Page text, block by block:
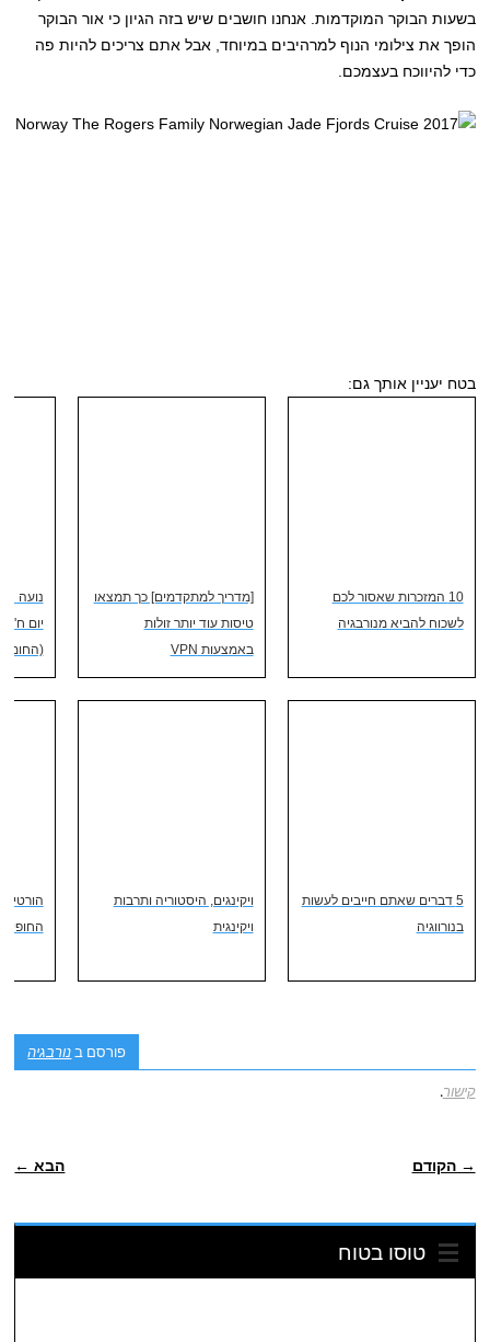
בשעות הבוקר המוקדמות. אנחנו חושבים שיש בזה הגיון כי אור הבוקר
הופך את צילומי הנוף למרהיבים במיוחד, אבל אתם צריכים להיות פה
כדי להיווכח בעצמכם.
בטח יעניין אותך גם:
10 המזכרות שאסור לכם
לשכוח להביא מנורבגיה
[מדריך למתקדמים] כך תמצאו
טיסות עוד יותר זולות
באמצעות VPN
יום ח' -
5 דברים שאתם חייבים לעשות
בנורווגיה
ויקינגים, היסטוריה ותרבות
ויקינגית
החופית
פורסם בנורבגיה
קישור.
→ הקודם הבא ←
טוסו בטוח